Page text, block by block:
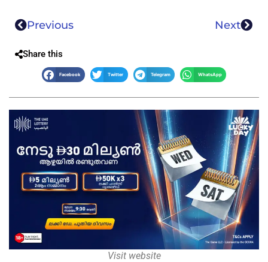
Previous Next
Share this
Facebook Twitter Telegram WhatsApp
Visit website